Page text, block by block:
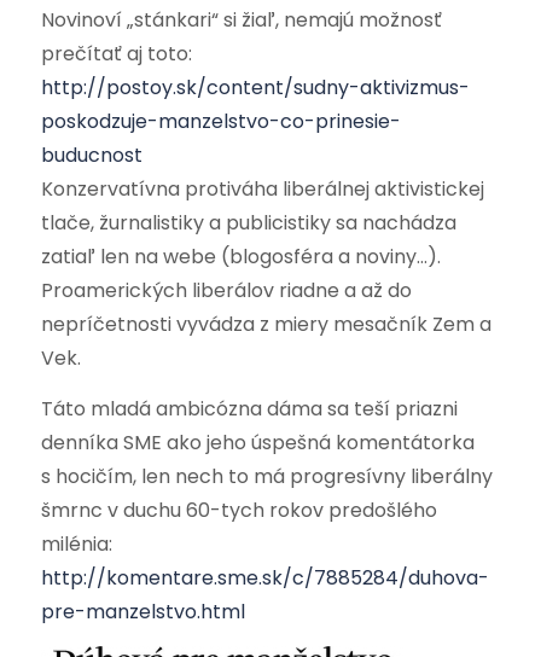
Novinoví „stánkari“ si žiaľ, nemajú možnosť
prečítať aj toto:
http://postoy.sk/content/sudny-aktivizmus-
poskodzuje-manzelstvo-co-prinesie-
buducnost
Konzervatívna protiváha liberálnej aktivistickej
tlače, žurnalistiky a publicistiky sa nachádza
zatiaľ len na webe (blogosféra a noviny…).
Proamerických liberálov riadne a až do
nepríčetnosti vyvádza z miery mesačník Zem a
Vek.
Táto mladá ambicózna dáma sa teší priazni
denníka SME ako jeho úspešná komentátorka
s hocičím, len nech to má progresívny liberálny
šmrnc v duchu 60-tych rokov predošlého
milénia:
http://komentare.sme.sk/c/7885284/duhova-
pre-manzelstvo.html